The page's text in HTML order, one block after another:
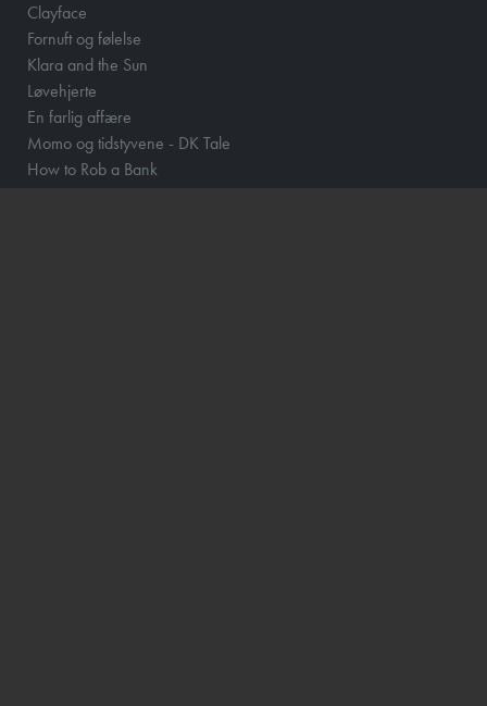
Clayface
Fornuft og følelse
Klara and the Sun
Løvehjerte
En farlig affære
Momo og tidstyvene - DK Tale
How to Rob a Bank